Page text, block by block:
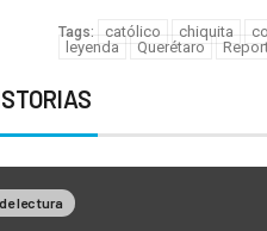
Tags: católico chiquita
leyenda
Querétaro
lectura